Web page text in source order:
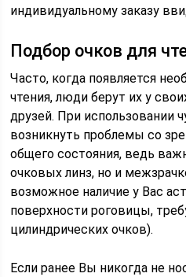
индивидуальному заказу
Подбор очков для
Часто, когда появляется
чтения, люди берут их у
друзей. При использовании
возникнуть проблемы со
общего состояния, ведь
очковых линз, но и
возможное наличие у Вас
поверхности роговицы,
цилиндрических очков).
Если ранее Вы никогда не